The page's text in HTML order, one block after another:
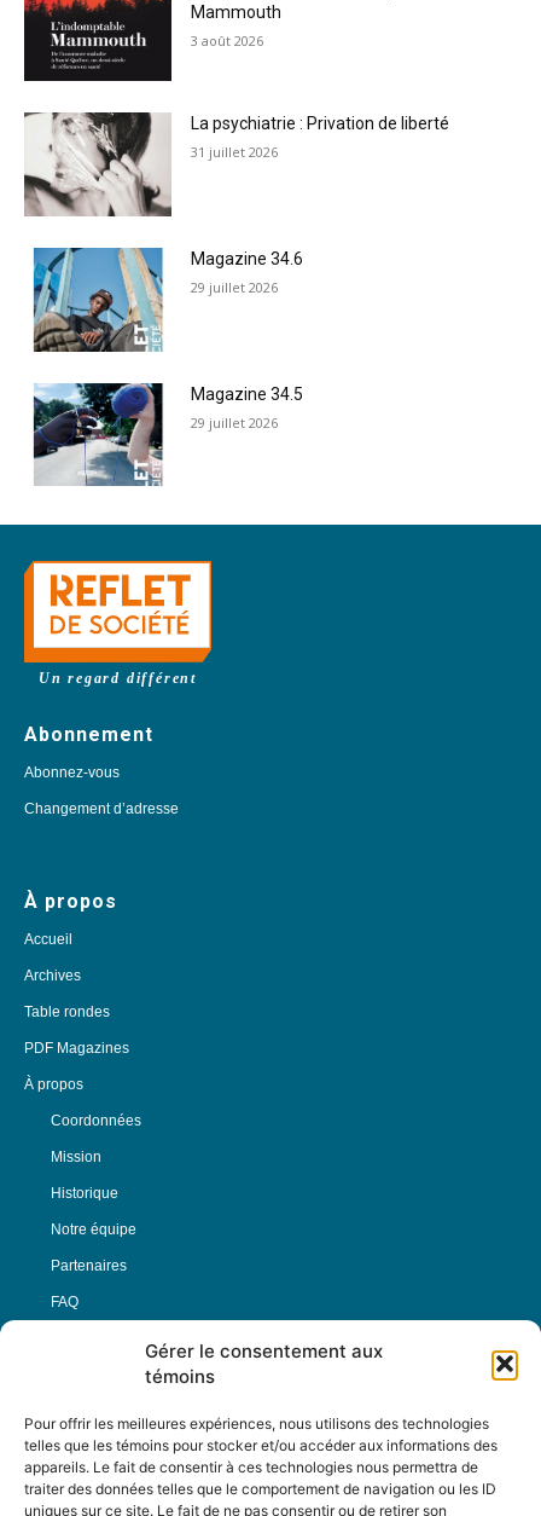
Gérer le consentement aux
témoins
Pour offrir les meilleures expériences, nous utilisons des technologies
telles que les témoins pour stocker et/ou accéder aux informations des
appareils. Le fait de consentir à ces technologies nous permettra de
traiter des données telles que le comportement de navigation ou les ID
uniques sur ce site. Le fait de ne pas consentir ou de retirer son
Mammouth
3 août 2026
La psychiatrie : Privation de liberté
31 juillet 2026
Magazine 34.6
29 juillet 2026
Magazine 34.5
29 juillet 2026
Un regard différent
Abonnement
Abonnez-vous
Changement d’adresse
À propos
Accueil
Archives
Table rondes
PDF Magazines
À propos
Coordonnées
Mission
Historique
Notre équipe
Partenaires
FAQ
Nous Suivre